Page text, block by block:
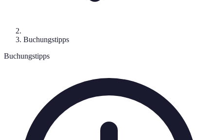
Buchungstipps
Buchungstipps